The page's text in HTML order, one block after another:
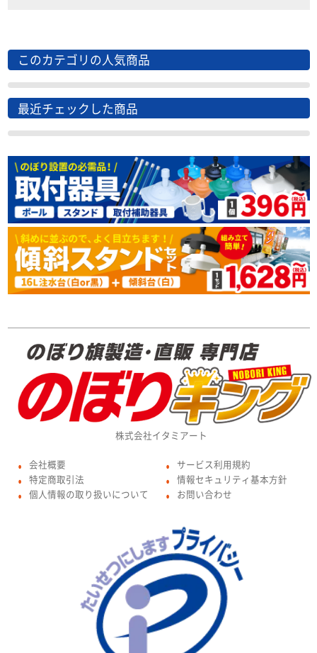
このカテゴリの人気商品
最近チェックした商品
株式会社イタミアート
● 会社概要
● 特定商取引法
● 個人情報の取り扱いについて
● サービス利用規約
● 情報セキュリティ基本方針
● お問い合わせ